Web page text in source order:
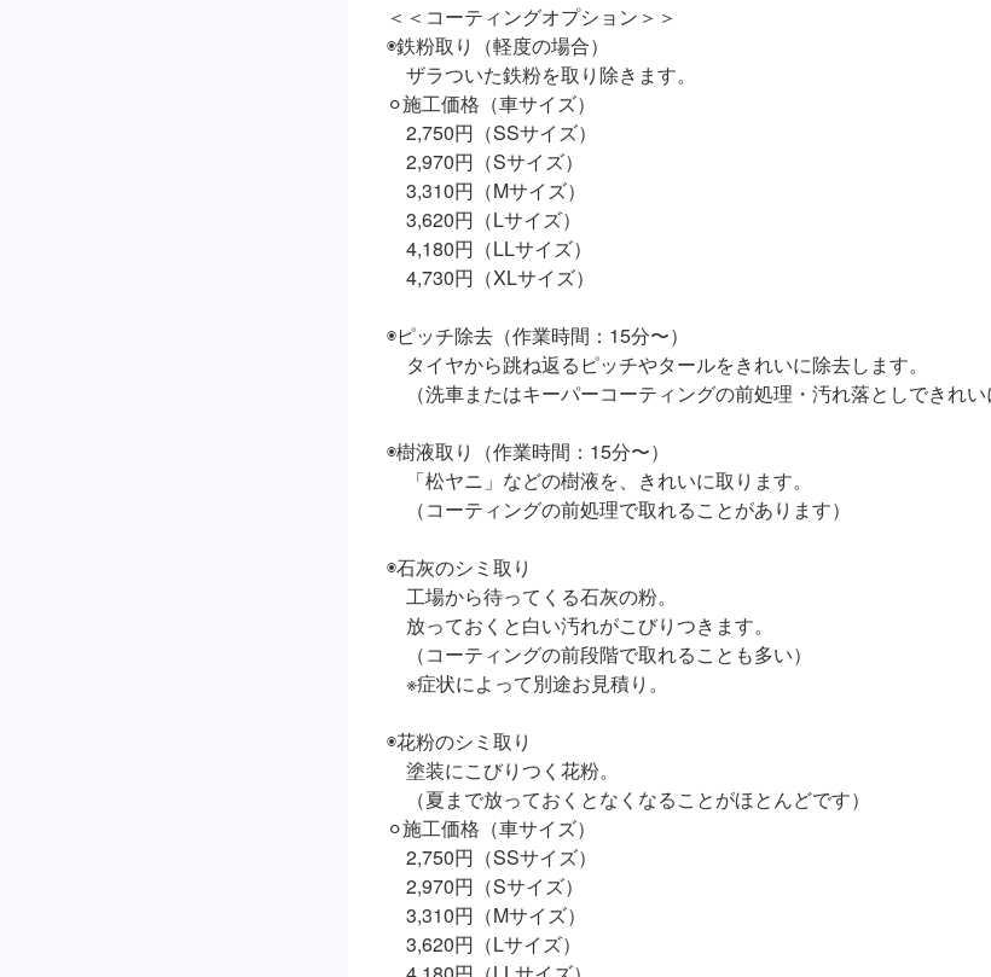
＜＜コーティングオプション＞＞
◉鉄粉取り（軽度の場合）
ザラついた鉄粉を取り除きます。
⚪︎施工価格（車サイズ）
2,750円（SSサイズ）
2,970円（Sサイズ）
3,310円（Mサイズ）
3,620円（Lサイズ）
4,180円（LLサイズ）
4,730円（XLサイズ）
◉ピッチ除去（作業時間：15分〜）
タイヤから跳ね返るピッチやタールをきれいに除去します。
（洗車またはキーパーコーティングの前処理・汚れ落としできれい
◉樹液取り（作業時間：15分〜）
「松ヤニ」などの樹液を、きれいに取ります。
（コーティングの前処理で取れることがあります）
◉石灰のシミ取り
工場から待ってくる石灰の粉。
放っておくと白い汚れがこびりつきます。
（コーティングの前段階で取れることも多い）
※症状によって別途お見積り。
◉花粉のシミ取り
塗装にこびりつく花粉。
（夏まで放っておくとなくなることがほとんどです）
⚪︎施工価格（車サイズ）
2,750円（SSサイズ）
2,970円（Sサイズ）
3,310円（Mサイズ）
3,620円（Lサイズ）